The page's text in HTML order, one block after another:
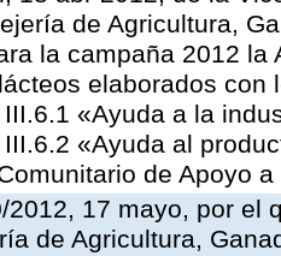
de Agricultura,
la campaña 2012
elaborados
«Ayuda a la
«Ayuda al
de Apoyo
2012, 17 mayo, por el
de Agricultura,